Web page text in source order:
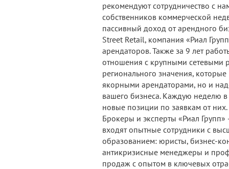
рекомендуют сотрудничество с
собственников коммерческой
пассивный доход от арендного
Street Retail, компания «Риал
арендаторов. Также за 9 лет
отношения с крупными сетевыми
регионального значения,
якорными арендаторами, но и
вашего бизнеса. Каждую неделю
новые позиции по заявкам от них.
Брокеры и эксперты «Риал Групп»
входят опытные сотрудники с
образованием: юристы, бизнес-
антикризисные менеджеры и
продаж с опытом в ключевых